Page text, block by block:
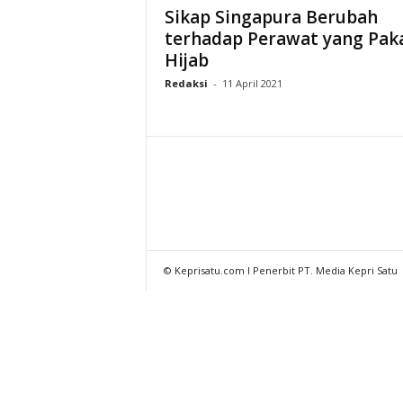
Sikap Singapura Berubah
terhadap Perawat yang
Hijab
Redaksi - 11 April 2021
© Keprisatu.com I Penerbit PT. Media Kepri Satu